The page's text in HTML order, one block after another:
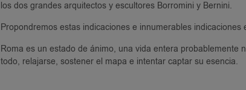
los dos grandes arquitectos y escultores Borromini y Bernini.
Propondremos estas indicaciones e innumerables indicaciones
Roma es un estado de ánimo, una vida entera probablemente
todo, relajarse, sostener el mapa e intentar captar su esencia.